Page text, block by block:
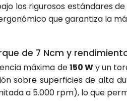
los rigurosos estándares
que garantiza la
de 7 Ncm y
máxima de150 Wy un
sobre superficies de alta
a 5.000 rpm), lo que